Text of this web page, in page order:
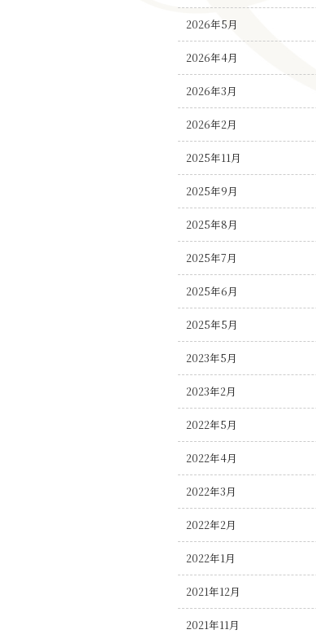
2026年5月
2026年4月
2026年3月
2026年2月
2025年11月
2025年9月
2025年8月
2025年7月
2025年6月
2025年5月
2023年5月
2023年2月
2022年5月
2022年4月
2022年3月
2022年2月
2022年1月
2021年12月
2021年11月